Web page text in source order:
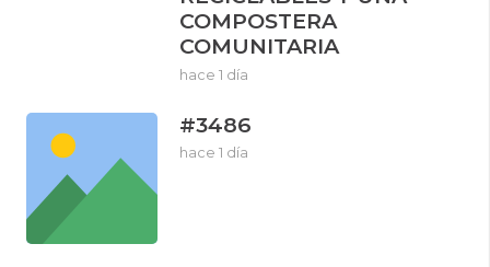
COMPOSTERA
COMUNITARIA
hace 1 día
#3486
hace 1 día